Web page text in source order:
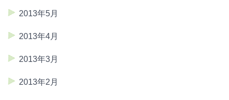
2013年5月
2013年4月
2013年3月
2013年2月